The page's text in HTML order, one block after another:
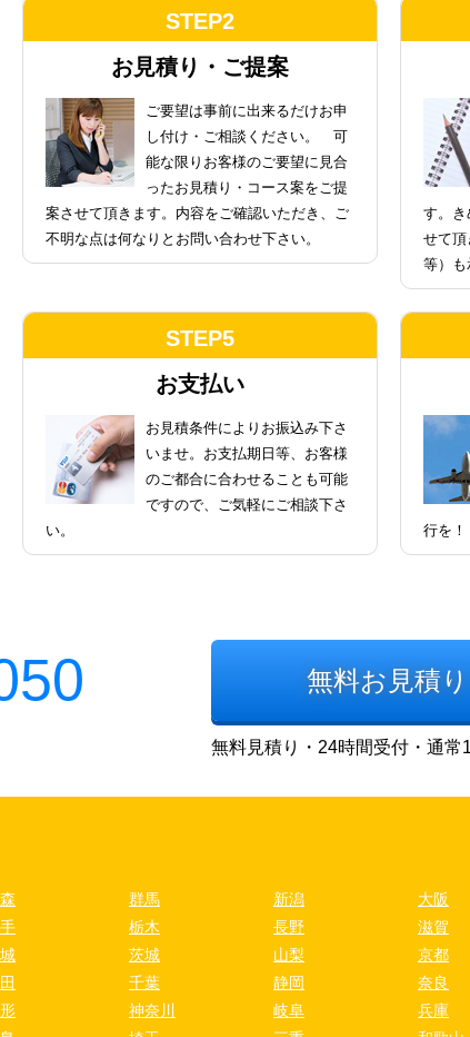
STEP2
お見積り・ご提案
ご要望は事前に出来るだけお申
し付け・ご相談ください。 可
能な限りお客様のご要望に見合
ったお見積り・コース案をご提
案させて頂きます。内容をご確認いただき、ご
不明な点は何なりとお問い合わせ下さい。
す。き
せて頂
等）も
STEP5
お支払い
お見積条件によりお振込み下さ
いませ。お支払期日等、お客様
のご都合に合わせることも可能
ですので、ご気軽にご相談下さ
い。
行を！
無料お見積
無料見積り・24時間受付・通常
群馬
栃木
茨城
千葉
神奈川
新潟
長野
山梨
静岡
岐阜
大阪
滋賀
京都
奈良
兵庫